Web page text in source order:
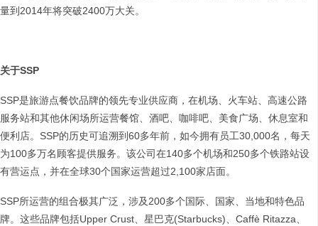
量到2014年将突破2400万大关。
关于SSP
SSP是旅游点餐饮品牌的领先专业供应商，在机场、火车站、高速公路
服务站和其他休闲场所运营餐馆、酒吧、咖啡吧、美食广场、休息室和
便利店。SSP的历史可追溯到60多年前，如今拥有员工30,000名，每天
为100多万名顾客提供服务。该公司在140多个机场和250多个铁路站设
有营运点，并在全球30个国家运营超过2,100家店面。
SSP所运营的组合极其广泛，涉及200多个国际、国家、当地和特色品
牌。这些品牌包括Upper Crust、星巴克(Starbucks)、Caffè Ritazza、